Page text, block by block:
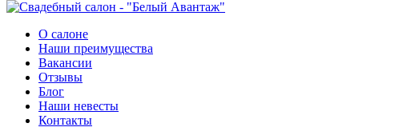
О салоне
Наши преимущества
Вакансии
Отзывы
Блог
Наши невесты
Контакты